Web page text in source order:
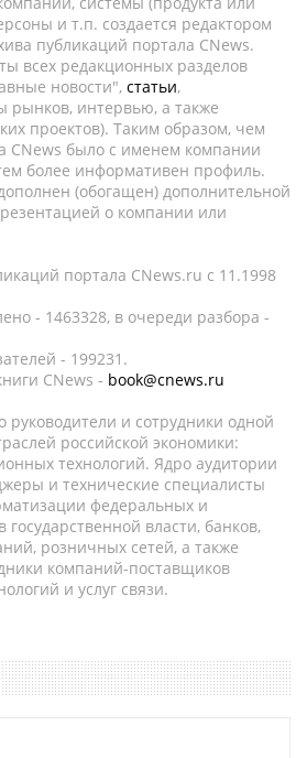
и т.п. создается редактором
публикаций портала CNews.
всех редакционных разделов
новости", статьи,
рынков, интервью, а также
проектов). Таким образом, чем
CNews было с именем компании
более информативен профиль.
(обогащен) дополнительной
о компании или
портала CNews.ru c 11.1998
- 1463328, в очереди разбора -
- 199231.
CNews - book@cnews.ru
руководители и сотрудники одной
российской экономики:
технологий. Ядро аудитории
и технические специалисты
федеральных и
власти, банков,
розничных сетей, а также
компаний-поставщиков
и услуг связи.